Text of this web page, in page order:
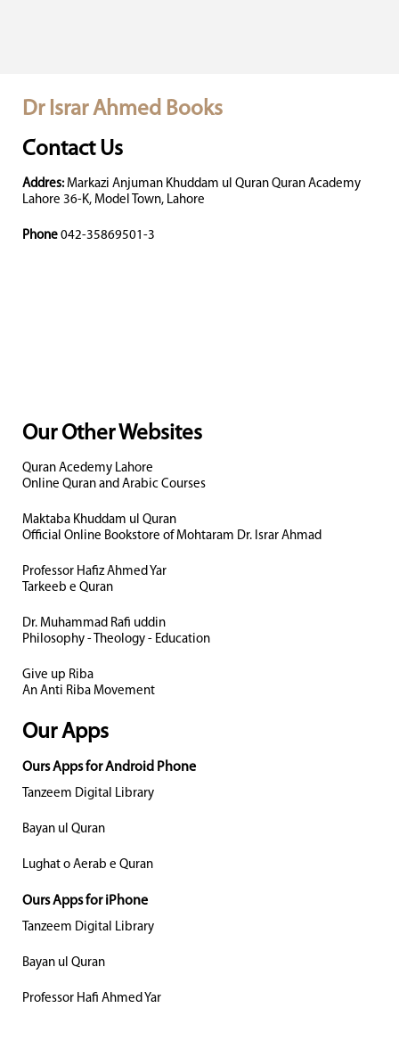
Dr Israr Ahmed Books
Contact Us
Addres: Markazi Anjuman Khuddam ul Quran Quran Academy
Lahore 36-K, Model Town, Lahore
Phone 042-35869501-3
Our Other Websites
Quran Acedemy Lahore
Online Quran and Arabic Courses
Maktaba Khuddam ul Quran
Official Online Bookstore of Mohtaram Dr. Israr Ahmad
Professor Hafiz Ahmed Yar
Tarkeeb e Quran
Dr. Muhammad Rafi uddin
Philosophy - Theology - Education
Give up Riba
An Anti Riba Movement
Our Apps
Ours Apps for Android Phone
Tanzeem Digital Library
Bayan ul Quran
Lughat o Aerab e Quran
Ours Apps for iPhone
Tanzeem Digital Library
Bayan ul Quran
Professor Hafi Ahmed Yar